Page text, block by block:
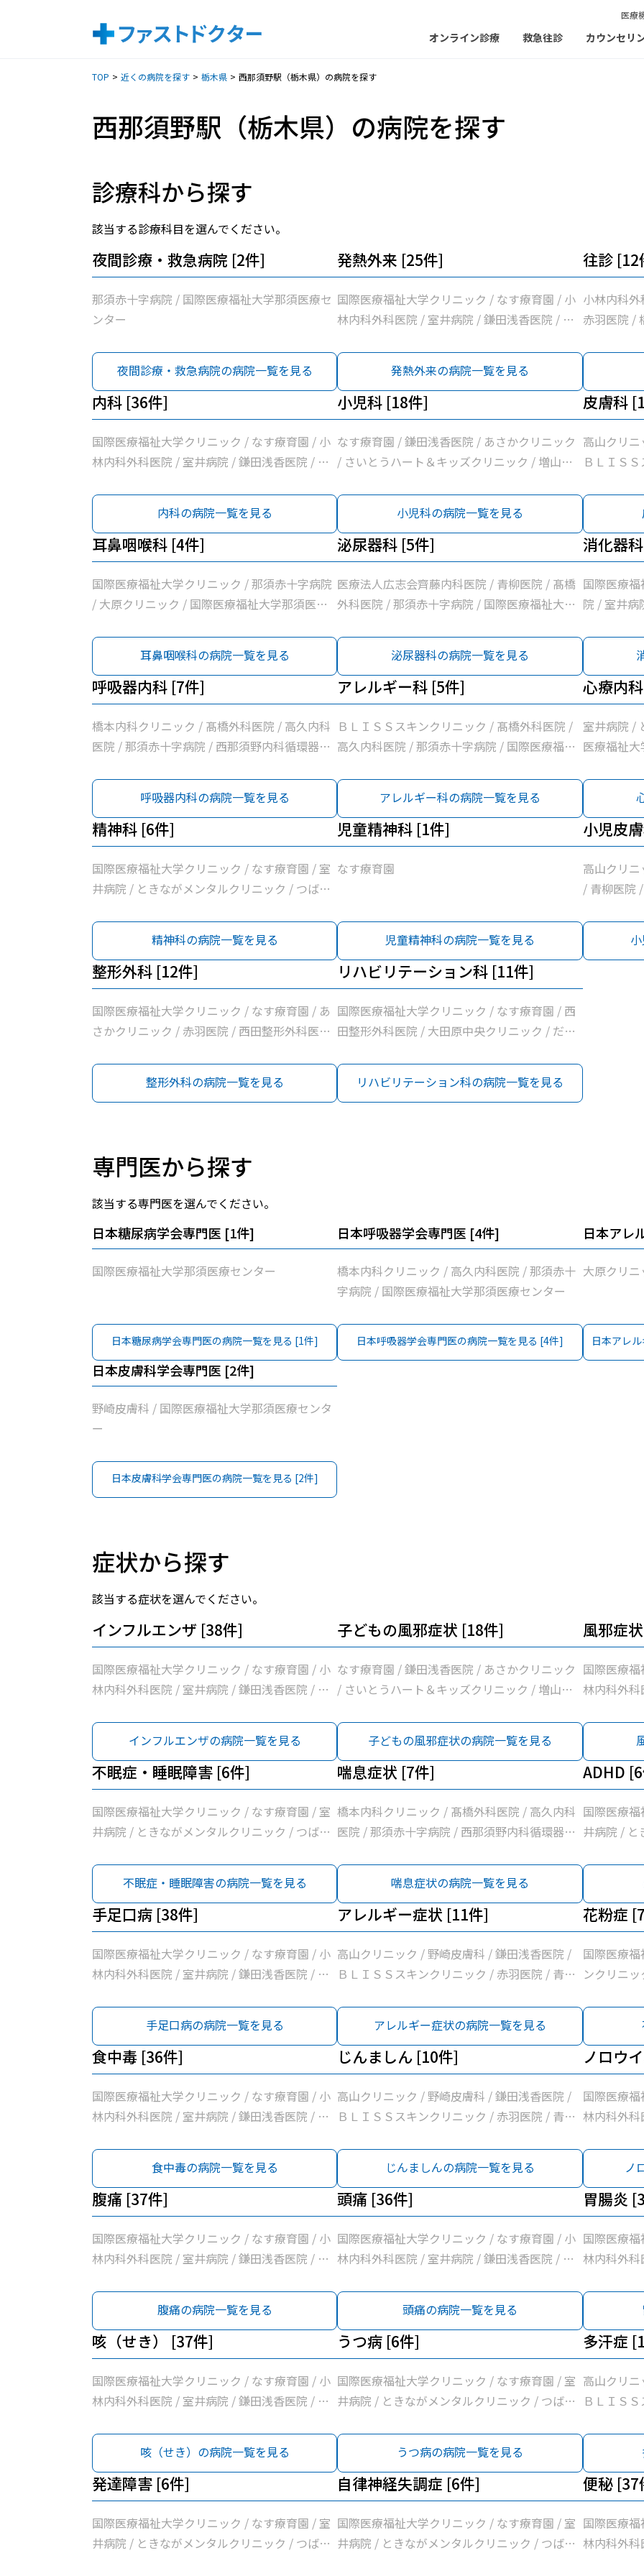
医療
オンライン診療 救急往診 カウンセリ
TOP 近くの病院を探す 栃木県 西那須野駅（栃木県）の病院を探す
西那須野駅（栃木県）の病院を探す
診療科から探す
該当する診療科目を選んでください。
夜間診療・救急病院 [2件]
那須赤十字病院 / 国際医療福祉大学那須医療セ
ンター
夜間診療・救急病院の病院一覧を見る
発熱外来 [25件]
国際医療福祉大学クリニック / なす療育園 / 小
林内科外科医院 / 室井病院 / 鎌田浅香医院 / あ
内科クリニック / 松井医院 / 橋本内科クリニッ
ク / 吉成小児科医院 / 医療法人広志会齊藤内科
医院 / 河島クリニック / 那須地区夜間急患診療
所 / 高久内科医院 / せいいかいメディカルクリ
ニックＮＡＳＵ / ぽっぽクリニック / 高澤クリ
ニック / 医療法人社団小沼内科胃腸科クリニッ
科クリニック / 大原クリニック / 原内科小児科
医院 / 国際医療福祉大学那須医療センター / き
くち内科クリニック
発熱外来の病院一覧を見る
往診 [12
小林内科
赤羽医院 /
/ ぽっぽク
腸科クリ
ック / 原内
内科 [36件]
国際医療福祉大学クリニック / なす療育園 / 小
林内科外科医院 / 室井病院 / 鎌田浅香医院 / あ
ニック / 増山胃腸科クリニック / 木戸内科クリ
ニック / 松井医院 / 赤羽医院 / 橋本内科クリニ
ック / 医療法人広志会齊藤内科医院 / 青柳医院
/ 河島クリニック / 大田原中央クリニック / 髙
橋外科医院 / だいなリハビリクリニック / 那須
地区夜間急患診療所 / 高久内科医院 / せいいか
器制御株式会社大田原事業所健康管理センター
/ 栃木県県北保健所 / 那須赤十字病院 / つばさ
クリニック那須 / ぽっぽクリニック / 高澤クリ
ニック / 医療法人社団小沼内科胃腸科クリニッ
ク / さいとうクリニック / 西那須野内科循環器
科クリニック / 阿久津整形外科 / はらクリニッ
医療福祉大学那須医療センター / きくち内科ク
内科の病院一覧を見る
小児科 [18件]
なす療育園 / 鎌田浅香医院 / あさかクリニック
/ さいとうハート＆キッズクリニック / 増山胃
院 / 橋本内科クリニック / 吉成小児科医院 / 青
柳医院 / 那須地区夜間急患診療所 / 那須赤十字
病院 / 医療法人社団小沼内科胃腸科クリニック
/ さいとうクリニック / 大原クリニック / みず
ぬまクリニック / 原内科小児科医院 / 国際医療
福祉大学那須医療センター
小児科の病院一覧を見る
皮膚科
高山クリ
ＢＬＩＳ
クリニッ
耳鼻咽喉科 [4件]
国際医療福祉大学クリニック / 那須赤十字病院
/ 大原クリニック / 国際医療福祉大学那須医療
耳鼻咽喉科の病院一覧を見る
泌尿器科 [5件]
医療法人広志会齊藤内科医院 / 青柳医院 / 髙橋
外科医院 / 那須赤十字病院 / 国際医療福祉大学
泌尿器科の病院一覧を見る
消化器
国際医療
院 / 室井病
医院 / 那須
法人社団
クリニック
ー
呼吸器内科 [7件]
橋本内科クリニック / 髙橋外科医院 / 高久内科
医院 / 那須赤十字病院 / 西那須野内科循環器科
祉大学那須医療センター
呼吸器内科の病院一覧を見る
アレルギー科 [5件]
ＢＬＩＳＳスキンクリニック / 髙橋外科医院 /
高久内科医院 / 那須赤十字病院 / 国際医療福祉
アレルギー科の病院一覧を見る
心療内
室井病院 /
医療福祉
精神科 [6件]
国際医療福祉大学クリニック / なす療育園 / 室
井病院 / ときながメンタルクリニック / つばさ
ンター
精神科の病院一覧を見る
児童精神科 [1件]
なす療育園
児童精神科の病院一覧を見る
小児皮
高山クリ
/ 青柳医院
整形外科 [12件]
国際医療福祉大学クリニック / なす療育園 / あ
さかクリニック / 赤羽医院 / 西田整形外科医院
なリハビリクリニック / 那須赤十字病院 / 小関
整形外科 / 阿久津整形外科 / 国際医療福祉大学
整形外科の病院一覧を見る
リハビリテーション科 [11件]
国際医療福祉大学クリニック / なす療育園 / 西
田整形外科医院 / 大田原中央クリニック / だい
とうクリニック / 小関整形外科 / 阿久津整形外
科 / みずぬまクリニック / 国際医療福祉大学那
リハビリテーション科の病院一覧を見る
専門医から探す
該当する専門医を選んでください。
日本糖尿病学会専門医 [1件]
国際医療福祉大学那須医療センター
日本糖尿病学会専門医の病院一覧を見る [1件]
日本呼吸器学会専門医 [4件]
橋本内科クリニック / 高久内科医院 / 那須赤十
字病院 / 国際医療福祉大学那須医療センター
日本呼吸器学会専門医の病院一覧を見る [4件]
日本アレ
大原クリニ
日本アレ
日本皮膚科学会専門医 [2件]
野崎皮膚科 / 国際医療福祉大学那須医療センタ
ー
日本皮膚科学会専門医の病院一覧を見る [2件]
症状から探す
該当する症状を選んでください。
インフルエンザ [38件]
国際医療福祉大学クリニック / なす療育園 / 小
林内科外科医院 / 室井病院 / 鎌田浅香医院 / あ
ニック / 増山胃腸科クリニック / 木戸内科クリ
ニック / 松井医院 / 赤羽医院 / 橋本内科クリニ
ック / 吉成小児科医院 / 医療法人広志会齊藤内
科医院 / 青柳医院 / 河島クリニック / 大田原中
央クリニック / 髙橋外科医院 / だいなリハビリ
クリニック / 那須地区夜間急患診療所 / 高久内
ＳＵ / 富士電機機器制御株式会社大田原事業所
健康管理センター / 栃木県県北保健所 / 那須赤
十字病院 / つばさクリニック那須 / ぽっぽクリ
ニック / 高澤クリニック / 医療法人社団小沼内
科胃腸科クリニック / さいとうクリニック / 西
那須野内科循環器科クリニック / 阿久津整形外
まクリニック / 原内科小児科医院 / 国際医療福
祉大学那須医療センター / きくち内科クリニッ
ク
インフルエンザの病院一覧を見る
子どもの風邪症状 [18件]
なす療育園 / 鎌田浅香医院 / あさかクリニック
/ さいとうハート＆キッズクリニック / 増山胃
院 / 橋本内科クリニック / 吉成小児科医院 / 青
柳医院 / 那須地区夜間急患診療所 / 那須赤十字
病院 / 医療法人社団小沼内科胃腸科クリニック
/ さいとうクリニック / 大原クリニック / みず
ぬまクリニック / 原内科小児科医院 / 国際医療
福祉大学那須医療センター
子どもの風邪症状の病院一覧を見る
風邪症
国際医療
林内科外
ニック / 増
ニック /
ック / 医療
/ 河島クリ
橋外科医
地区夜間
器制御株
/ 栃木県
クリニック
ニック / 医
ク / さいと
科クリニ
医療福祉
不眠症・睡眠障害 [6件]
国際医療福祉大学クリニック / なす療育園 / 室
井病院 / ときながメンタルクリニック / つばさ
ンター
不眠症・睡眠障害の病院一覧を見る
喘息症状 [7件]
橋本内科クリニック / 髙橋外科医院 / 高久内科
医院 / 那須赤十字病院 / 西那須野内科循環器科
祉大学那須医療センター
喘息症状の病院一覧を見る
ADHD
国際医療
井病院 / と
ンター
手足口病 [38件]
国際医療福祉大学クリニック / なす療育園 / 小
林内科外科医院 / 室井病院 / 鎌田浅香医院 / あ
ニック / 増山胃腸科クリニック / 木戸内科クリ
ニック / 松井医院 / 赤羽医院 / 橋本内科クリニ
ック / 吉成小児科医院 / 医療法人広志会齊藤内
科医院 / 青柳医院 / 河島クリニック / 大田原中
央クリニック / 髙橋外科医院 / だいなリハビリ
クリニック / 那須地区夜間急患診療所 / 高久内
ＳＵ / 富士電機機器制御株式会社大田原事業所
健康管理センター / 栃木県県北保健所 / 那須赤
十字病院 / つばさクリニック那須 / ぽっぽクリ
ニック / 高澤クリニック / 医療法人社団小沼内
科胃腸科クリニック / さいとうクリニック / 西
那須野内科循環器科クリニック / 阿久津整形外
まクリニック / 原内科小児科医院 / 国際医療福
祉大学那須医療センター / きくち内科クリニッ
ク
手足口病の病院一覧を見る
アレルギー症状 [11件]
高山クリニック / 野崎皮膚科 / 鎌田浅香医院 /
ＢＬＩＳＳスキンクリニック / 赤羽医院 / 青柳
字病院 / つばさクリニック那須 / 国際医療福祉
大学那須医療センター
アレルギー症状の病院一覧を見る
花粉症
国際医療
ンクリニ
祉大学那須
食中毒 [36件]
国際医療福祉大学クリニック / なす療育園 / 小
林内科外科医院 / 室井病院 / 鎌田浅香医院 / あ
ニック / 増山胃腸科クリニック / 木戸内科クリ
ニック / 松井医院 / 赤羽医院 / 橋本内科クリニ
ック / 医療法人広志会齊藤内科医院 / 青柳医院
/ 河島クリニック / 大田原中央クリニック / 髙
橋外科医院 / だいなリハビリクリニック / 那須
地区夜間急患診療所 / 高久内科医院 / せいいか
器制御株式会社大田原事業所健康管理センター
/ 栃木県県北保健所 / 那須赤十字病院 / つばさ
クリニック那須 / ぽっぽクリニック / 高澤クリ
ニック / 医療法人社団小沼内科胃腸科クリニッ
ク / さいとうクリニック / 西那須野内科循環器
科クリニック / 阿久津整形外科 / はらクリニッ
医療福祉大学那須医療センター / きくち内科ク
食中毒の病院一覧を見る
じんましん [10件]
高山クリニック / 野崎皮膚科 / 鎌田浅香医院 /
ＢＬＩＳＳスキンクリニック / 赤羽医院 / 青柳
クリニック那須 / 国際医療福祉大学那須医療セ
じんましんの病院一覧を見る
ノロウ
国際医療
林内科外
ニック / 増
ニック /
ック / 医療
/ 河島クリ
橋外科医
地区夜間
器制御株
/ 栃木県
クリニック
ニック / 医
ク / さいと
科クリニ
医療福祉
ノ
腹痛 [37件]
国際医療福祉大学クリニック / なす療育園 / 小
林内科外科医院 / 室井病院 / 鎌田浅香医院 / あ
ニック / 増山胃腸科クリニック / 木戸内科クリ
ニック / 松井医院 / 赤羽医院 / 橋本内科クリニ
ック / 医療法人広志会齊藤内科医院 / 青柳医院
/ 河島クリニック / 大田原中央クリニック / 髙
橋外科医院 / だいなリハビリクリニック / 那須
地区夜間急患診療所 / 高久内科医院 / せいいか
器制御株式会社大田原事業所健康管理センター
/ 栃木県県北保健所 / 那須赤十字病院 / つばさ
クリニック那須 / ぽっぽクリニック / 高澤クリ
ニック / 医療法人社団小沼内科胃腸科クリニッ
ク / さいとうクリニック / 西那須野内科循環器
科クリニック / 阿久津整形外科 / はらクリニッ
腹痛の病院一覧を見る
頭痛 [36件]
国際医療福祉大学クリニック / なす療育園 / 小
林内科外科医院 / 室井病院 / 鎌田浅香医院 / あ
ニック / 増山胃腸科クリニック / 木戸内科クリ
ニック / 松井医院 / 赤羽医院 / 橋本内科クリニ
ック / 医療法人広志会齊藤内科医院 / 青柳医院
/ 河島クリニック / 大田原中央クリニック / 髙
橋外科医院 / だいなリハビリクリニック / 那須
地区夜間急患診療所 / 高久内科医院 / せいいか
器制御株式会社大田原事業所健康管理センター
/ 栃木県県北保健所 / 那須赤十字病院 / つばさ
クリニック那須 / ぽっぽクリニック / 高澤クリ
ニック / 医療法人社団小沼内科胃腸科クリニッ
ク / さいとうクリニック / 西那須野内科循環器
科クリニック / 阿久津整形外科 / はらクリニッ
頭痛の病院一覧を見る
胃腸炎
国際医療
林内科外
ニック / 増
ニック /
ック / 医療
/ 河島クリ
橋外科医
地区夜間
器制御株
/ 栃木県
クリニック
ニック / 医
ク / さいと
科クリニ
咳（せき） [37件]
国際医療福祉大学クリニック / なす療育園 / 小
林内科外科医院 / 室井病院 / 鎌田浅香医院 / あ
ニック / 増山胃腸科クリニック / 木戸内科クリ
ニック / 松井医院 / 赤羽医院 / 橋本内科クリニ
ック / 医療法人広志会齊藤内科医院 / 青柳医院
/ 河島クリニック / 大田原中央クリニック / 髙
橋外科医院 / だいなリハビリクリニック / 那須
地区夜間急患診療所 / 高久内科医院 / せいいか
咳（せき）の病院一覧を見る
うつ病 [6件]
国際医療福祉大学クリニック / なす療育園 / 室
井病院 / ときながメンタルクリニック / つばさ
ンター
うつ病の病院一覧を見る
多汗症
高山クリ
ＢＬＩＳ
クリニッ
発達障害 [6件]
国際医療福祉大学クリニック / なす療育園 / 室
井病院 / ときながメンタルクリニック / つばさ
自律神経失調症 [6件]
国際医療福祉大学クリニック / なす療育園 / 室
井病院 / ときながメンタルクリニック / つばさ
便秘 [37
国際医療
林内科外